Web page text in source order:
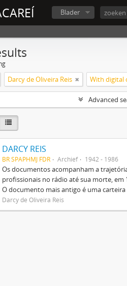
Blader
Darcy de Oliveira Reis With digital
Advanced
DARCY REIS
BR SPAPHMJ FDR Archief 1942 - 1986
Os documentos acompanham a
profissionais no rádio até sua morte, em
O documento mais antigo é uma carteira
Darcy de Oliveira Reis